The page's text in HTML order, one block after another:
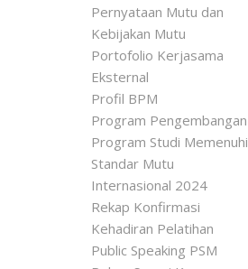
Pernyataan Mutu dan
Kebijakan Mutu
Portofolio Kerjasama
Eksternal
Profil BPM
Program Pengembangan
Program Studi Memenuhi
Standar Mutu
Internasional 2024
Rekap Konfirmasi
Kehadiran Pelatihan
Public Speaking PSM